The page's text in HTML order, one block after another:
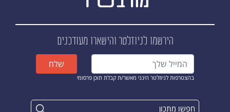
הירשמו לניוזלטרוהישארו מעודכנים
בהצטרפות לניוזלטר הינני מאשר/ת קבלת תוכן פרסומי
שלח